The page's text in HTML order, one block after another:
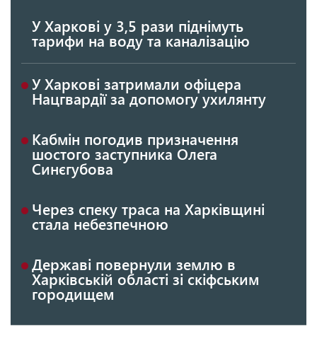
У Харкові у 3,5 рази піднімуть
тарифи на воду та каналізацію
У Харкові затримали офіцера
Нацгвардії за допомогу ухилянту
Кабмін погодив призначення
шостого заступника Олега
Синєгубова
Через спеку траса на Харківщині
стала небезпечною
Державі повернули землю в
Харківській області зі скіфським
городищем